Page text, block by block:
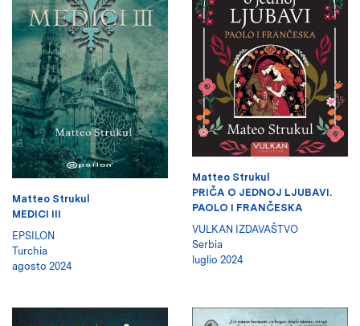
Matteo Strukul
MEDICI III
EPSILON
Turchia
agosto 2024
Matteo Strukul
PRIČA O JEDNOJ LJUBAVI.
PAOLO I FRANČESKA
VULKAN IZDAVAŠTVO
Serbia
luglio 2024